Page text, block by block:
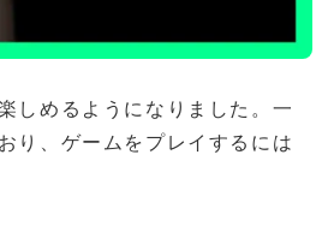
しめるようになりました。一
り、ゲームをプレイするには